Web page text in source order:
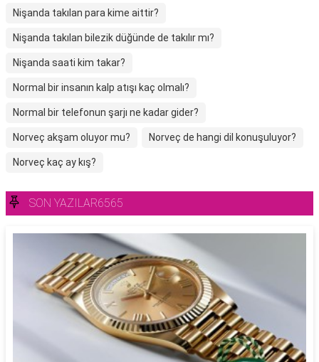
Nişanda takılan para kime aittir?
Nişanda takılan bilezik düğünde de takılır mı?
Nişanda saati kim takar?
Normal bir insanın kalp atışı kaç olmalı?
Normal bir telefonun şarjı ne kadar gider?
Norveç akşam oluyor mu? Norveç de hangi dil konuşuluyor?
Norveç kaç ay kış?
SON YAZILAR6565